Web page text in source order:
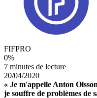
FIFPRO
0%
7 minutes de lecture
20/04/2020
« Je m'appelle Anton
je souffre de problèmes de